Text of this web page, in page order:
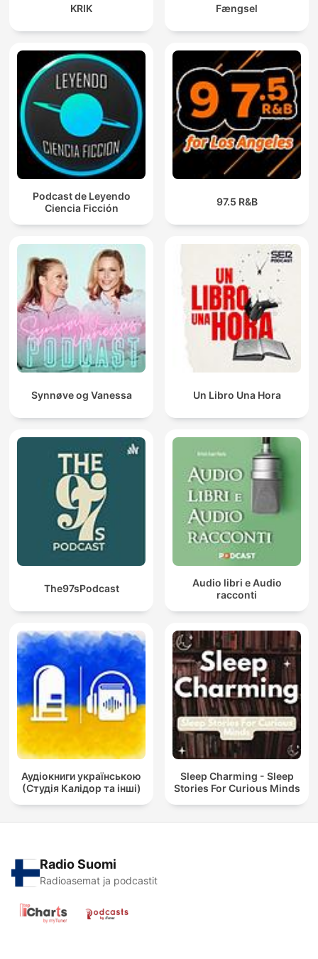
KRIK Fængsel
Podcast de Leyendo
Ciencia Ficción
97.5 R&B
Synnøve og Vanessa Un Libro Una Hora
The97sPodcast
Audio libri e Audio
racconti
Аудіокниги українською
(Студія Калідор та інші)
Sleep Charming - Sleep
Stories For Curious Minds
Radio Suomi
Radioasemat ja podcastit